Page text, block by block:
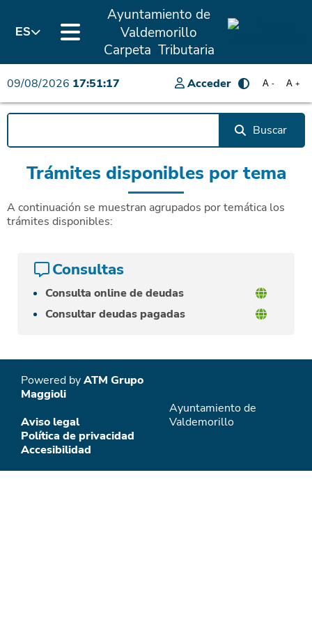
ES
Ayuntamiento de
Valdemorillo
Carpeta Tributaria
09/08/2026 17:51:17 Acceder A +
A -
Buscar
Trámites disponibles por tema
A continuación se muestran agrupados por temática los
trámites disponibles:
Consultas
Consulta online de deudas
Consultar deudas pagadas
Powered byATM Grupo
Maggioli
Aviso legal
Política de privacidad
Accesibilidad
Ayuntamiento de
Valdemorillo